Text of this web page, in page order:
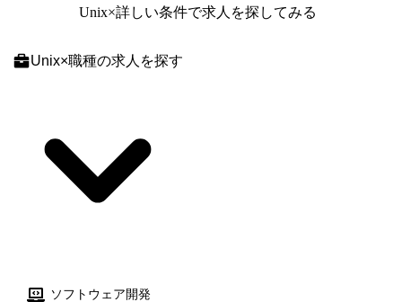
件定義・設計(上流)SE ・システム実装・テスト(下流)PG ※ご志向・ご希
大手企業でのプロジェクトを前提としています。
Unix×詳しい条件で求人を探してみる
Unix×職種の求人を探す
ソフトウェア開発